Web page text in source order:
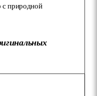
с природной